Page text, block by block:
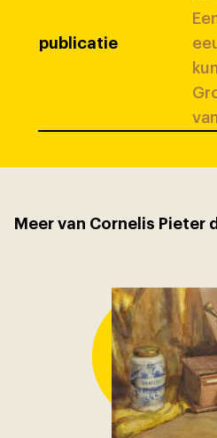
publicatie
Meer van Cornelis Pieter